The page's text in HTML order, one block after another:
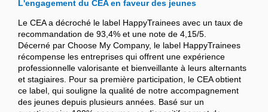
L'engagement du CEA en faveur des jeunes
Le CEA a décroché le label HappyTrainees avec un taux de
recommandation de 93,4% et une note de 4,15/5.
Décerné par Choose My Company, le label HappyTrainees
récompense les entreprises qui offrent une expérience
professionnelle valorisante et bienveillante à leurs alternants
et stagiaires. Pour sa première participation, le CEA obtient
ce label, qui souligne la qualité de notre accompagnement
des jeunes depuis plusieurs années. Basé sur un